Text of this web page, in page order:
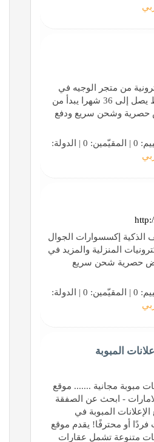
من متجر الوجيه في
السعودية مع تقسيط يصل إلى 36 شهرا يبدأ من
حصرية وشحن سريع ودفع
الذكية إكسسوارات الجوال
المنزلية والمزيد في
حصرية شحن سريع
المبوبة
مبوبة مجانية ....... موقع
- ابحث عن الصفقة
المبوبة في
فردًا أو محترفًا! يقدم موقع
متنوعة تشمل عقارات